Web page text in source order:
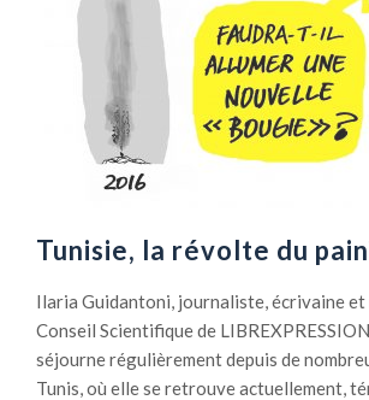
Tunisie, la révolte du
Ilaria Guidantoni, journaliste, écrivaine et
Conseil Scientifique de
séjourne régulièrement depuis de
Tunis, où elle se retrouve actuellement,